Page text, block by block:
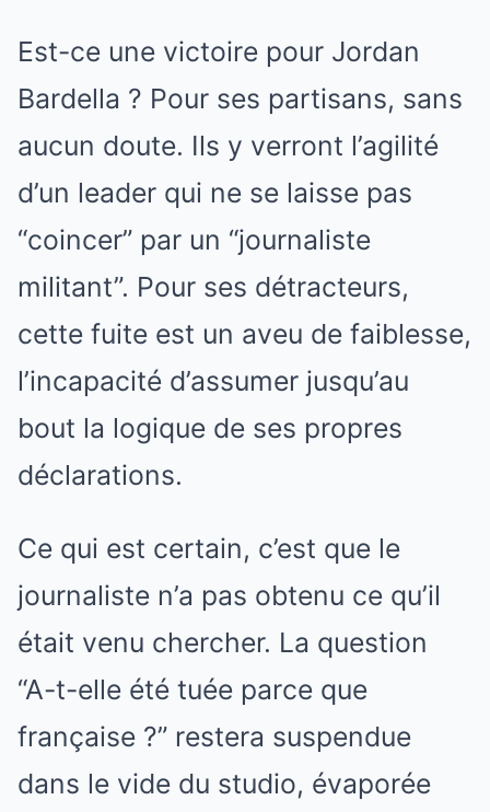
Est-ce une victoire pour Jordan
Bardella ? Pour ses partisans, sans
aucun doute. Ils y verront l’agilité
d’un leader qui ne se laisse pas
“coincer” par un “journaliste
militant”. Pour ses détracteurs,
cette fuite est un aveu de faiblesse,
l’incapacité d’assumer jusqu’au
bout la logique de ses propres
déclarations.
Ce qui est certain, c’est que le
journaliste n’a pas obtenu ce qu’il
était venu chercher. La question
“A-t-elle été tuée parce que
française ?” restera suspendue
dans le vide du studio, évaporée